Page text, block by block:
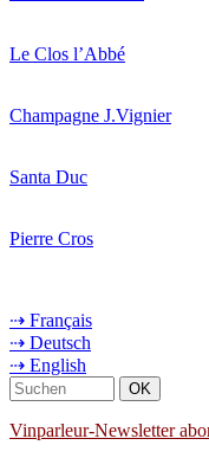
Le Clos l’Abbé
Champagne J.Vignier
Santa Duc
Pierre Cros
⇢ Français
⇢ Deutsch
⇢ English
Vinparleur-Newsletter